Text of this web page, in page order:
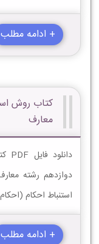
+ ادامه مطلب
معارف
استنباط احکام (احکام 3)
+ ادامه مطلب